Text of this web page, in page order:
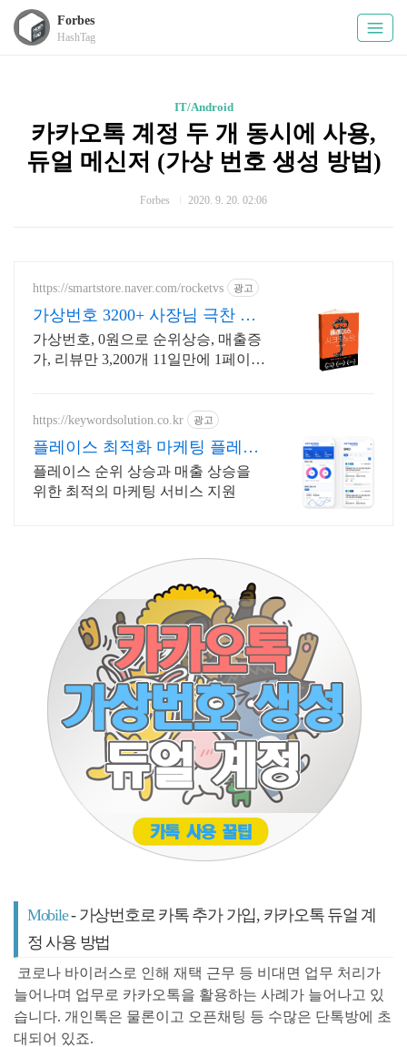
Forbes
HashTag
IT/Android
카카오톡 계정 두 개 동시에 사용,
듀얼 메신저 (가상 번호 생성 방법)
Forbes 2020. 9. 20. 02:06
https://smartstore.naver.com/rocketvs 광고
가상번호 3200+ 사장님 극찬 리
뷰
가상번호, 0원으로 순위상승, 매출증
가, 리뷰만 3,200개 11일만에 1페이
https://keywordsolution.co.kr 광고
플레이스 최적화 마케팅 플레이
스 순위 광고 전문
플레이스 순위 상승과 매출 상승을
위한 최적의 마케팅 서비스 지원
Mobile- 가상번호로 카톡 추가 가입, 카카오톡 듀얼 계
정 사용 방법
코로나 바이러스로 인해 재택 근무 등 비대면 업무 처리가
늘어나며 업무로 카카오톡을 활용하는 사례가 늘어나고 있
습니다. 개인톡은 물론이고 오픈채팅 등 수많은 단톡방에 초
대되어 있죠.